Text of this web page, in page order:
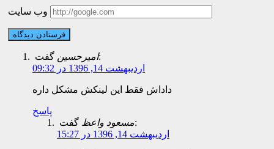
وب سایت
اميرحسينگفت:
اردیبهشت 14, 1396 در 09:32
داداش فقط این لینکش مشکل داره
پاسخ
مسعود واعظگفت:
اردیبهشت 14, 1396 در 15:27